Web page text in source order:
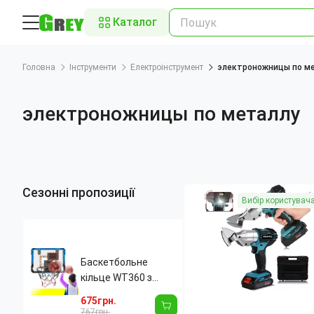
Каталог
Головна Інструменти Електроінструмент электроножницы по
электроножницы по металлу
Вибір користувача
Сезонні пропозиції
Баскетбольне
кільце WT360 з
електронним табло,
світлом і звуком,
675грн.
767грн.